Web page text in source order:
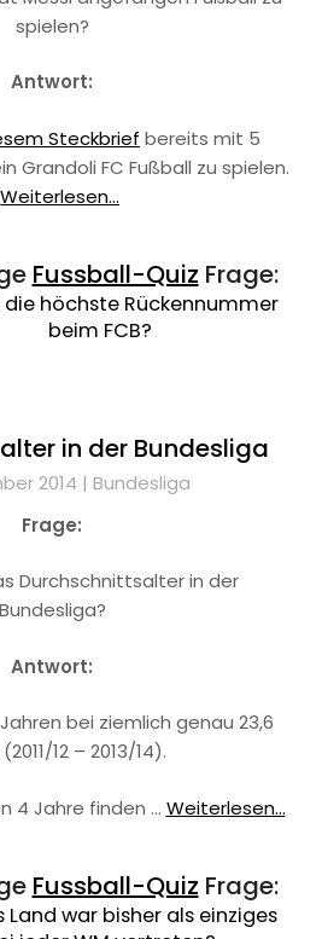
spielen?
Antwort:
Steckbrief bereits mit 5
Grandoli FC Fußball zu spielen.
Weiterlesen...
Fussball-Quiz Frage:
höchste Rückennummer
beim FCB?
in der Bundesliga
2014 | Bundesliga
Frage:
Durchschnittsalter in der
Bundesliga?
Antwort:
bei ziemlich genau 23,6
12 – 2013/14).
4 Jahre finden … Weiterlesen...
Fussball-Quiz Frage:
Land war bisher als einziges